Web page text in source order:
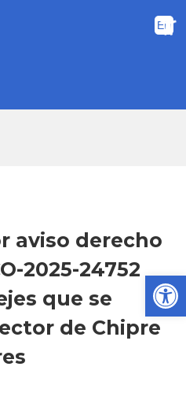
aviso derecho
2025-24752
que se
de Chipre